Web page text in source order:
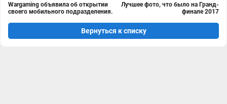
Wargaming объявила об открытии
своего мобильного подразделения.
Лучшее фото, что было на Гранд-
финале 2017
Вернуться к списку